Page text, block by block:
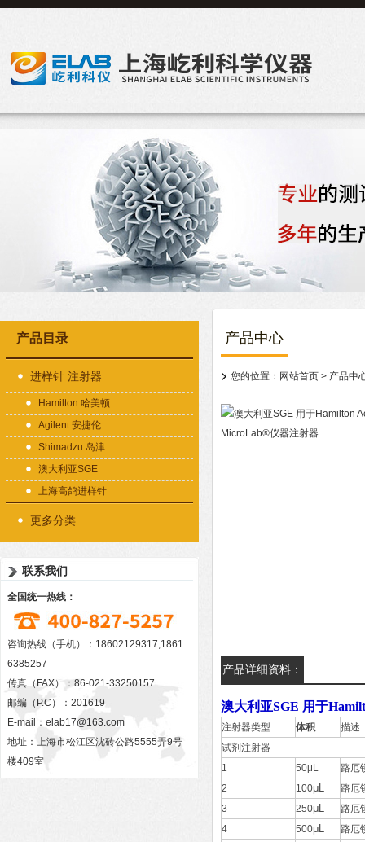
产品目录
进样针 注射器
Hamilton 哈美顿
Agilent 安捷伦
Shimadzu 岛津
澳大利亚SGE
上海高鸽进样针
更多分类
联系我们
全国统一热线：
咨询热线（手机）：18602129317,1861
6385257
传真（FAX）：86-021-33250157
邮编（P.C）：201619
E-mail： elab17@163.com
地址：上海市松江区沈砖公路5555弄9号
楼409室
产品中心
您的位置： 网站首页 > 产品中
产品详细资料：
澳大利亚SGE 用于
注射器类型 体积
描述
试剂注射器
1
50μL
路厄
2
100μL
路厄
3
250μL
路厄
4
500μL
路厄